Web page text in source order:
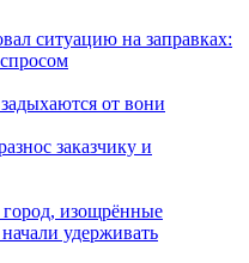
ситуацию на заправках:
от вони
заказчику и
изощрённые
удерживать